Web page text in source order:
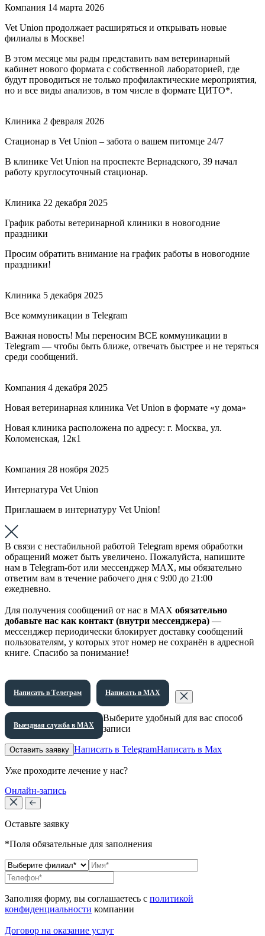
Компания 14 марта 2026
Vet Union продолжает расширяться и открывать новые
филиалы в Москве!
В этом месяце мы рады представить вам ветеринарный
кабинет нового формата с собственной лабораторией, где
будут проводиться не только профилактические мероприятия,
но и все виды анализов, в том числе в формате ЦИТО*.
Клиника 2 февраля 2026
Стационар в Vet Union – забота о вашем питомце 24/7
В клинике Vet Union на проспекте Вернадского, 39 начал
работу круглосуточный стационар.
Клиника 22 декабря 2025
График работы ветеринарной клиники в новогодние
праздники
Просим обратить внимание на график работы в новогодние
праздники!
Клиника 5 декабря 2025
Все коммуникации в Telegram
Важная новость! Мы переносим ВСЕ коммуникации в
Telegram — чтобы быть ближе, отвечать быстрее и не теряться
среди сообщений.
Компания 4 декабря 2025
Новая ветеринарная клиника Vet Union в формате «у дома»
Новая клиника расположена по адресу: г. Москва, ул.
Коломенская, 12к1
Компания 28 ноября 2025
Интернатура Vet Union
Приглашаем в интернатуру Vet Union!
В связи с нестабильной работой Telegram время обработки
обращений может быть увеличено. Пожалуйста, напишите
нам в Telegram-бот или мессенджер МАХ, мы обязательно
ответим вам в течение рабочего дня с 9:00 до 21:00
ежедневно.
Для получения сообщений от нас в МАХ обязательно
добавьте нас как контакт (внутри мессенджера) —
мессенджер периодически блокирует доставку сообщений
пользователям, у которых этот номер не сохранён в адресной
книге. Спасибо за понимание!
Написать в Телеграм Написать в МАХ
Выездная служба в МАХ
Выберите удобный для вас способ
записи
Оставить заявку Написать в TelegramНаписать в Max
Уже проходите лечение у нас?
Онлайн-запись
Оставьте заявку
*Поля обязательные для заполнения
Заполняя форму, вы соглашаетесь с политикой
конфиденциальности компании
Договор на оказание услуг